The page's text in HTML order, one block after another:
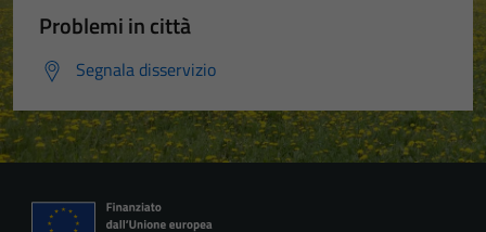
Problemi in città
Segnala disservizio